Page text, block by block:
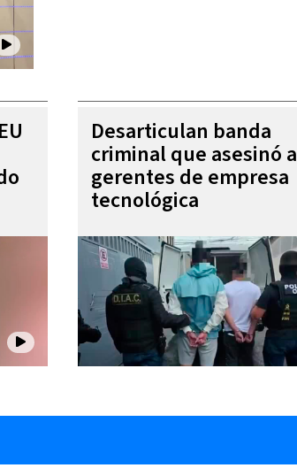
Desarticulan banda
criminal que asesinó a
gerentes de empresa
tecnológica